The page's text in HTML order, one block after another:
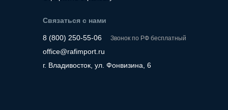
Связаться с нами
8 (800) 250-55-06
office@rafimport.ru
г. Владивосток, ул. Фонвизина, 6
Звонок по РФ бесплатный